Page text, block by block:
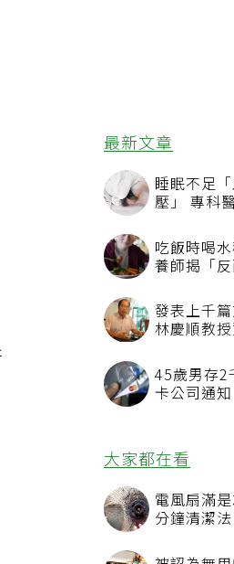
最新文章
睡眠不足
壓」 專科
吃飯時喝
養師揭「
發表上千
林慶順教
45歲男存
卡公司通
大家都在看
電風扇滿